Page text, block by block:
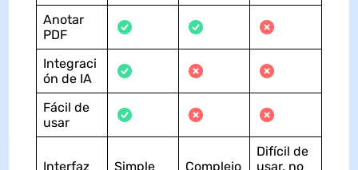
Anotar
PDF
Integraci
ón de IA
Fácil de
usar
Interfaz Simple Complejo
Difícil de
usar, no